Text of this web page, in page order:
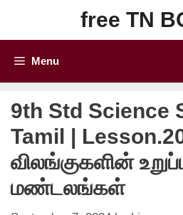
content
free TN
Menu
9th Std Science
Tamil |
விலங்குகளின்
மண்டலங்கள்